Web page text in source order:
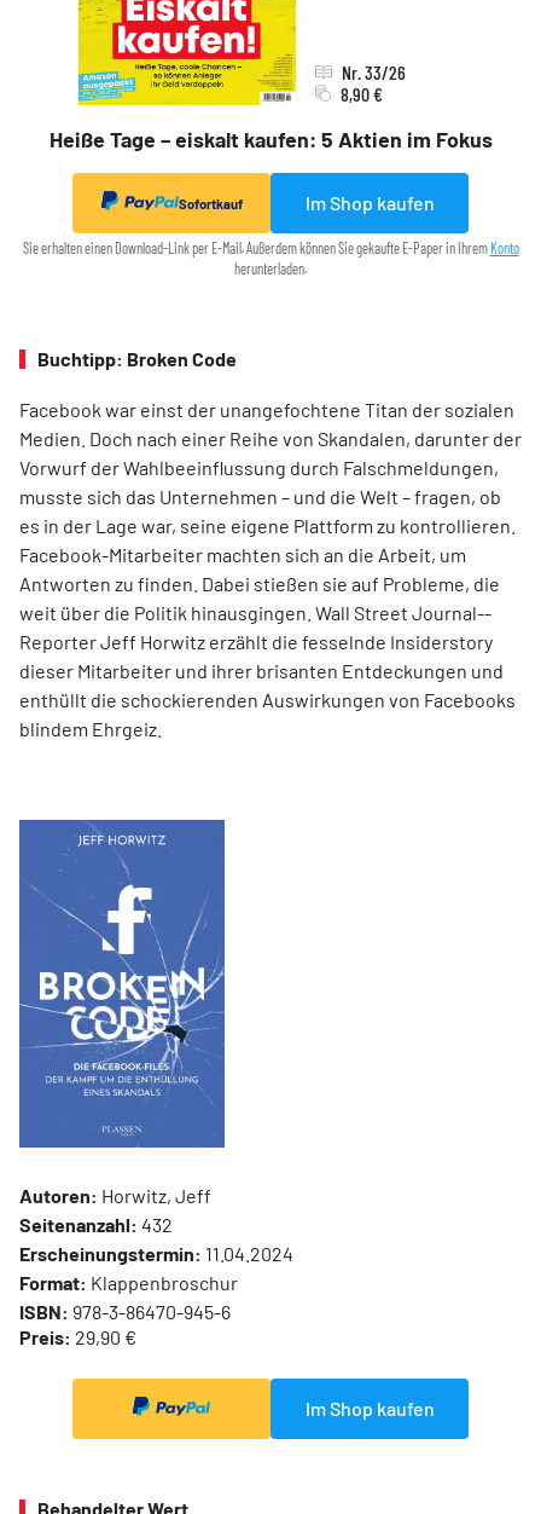
Heiße Tage – eiskalt kaufen: 5 Aktien im Fokus
Nr. 33/26
8,90 €
Sofortkauf Im Shop kaufen
Sie erhalten einen Download-Link per E-Mail. Außerdem können Sie gekaufte E-Paper in Ihrem Konto
herunterladen.
Buchtipp: Broken Code
Facebook war einst der unangefochtene Titan der sozialen
Medien. Doch nach einer Reihe von Skandalen, darunter der
Vorwurf der Wahlbeeinflussung durch Falschmeldungen,
musste sich das Unternehmen – und die Welt – fragen, ob
es in der Lage war, seine eigene Plattform zu kontrollieren.
Facebook-Mitarbeiter machten sich an die Arbeit, um
Antworten zu finden. Dabei stießen sie auf Probleme, die
weit über die Politik hinausgingen. Wall Street Journal-­
Reporter Jeff Horwitz erzählt die fesselnde Insiderstory
dieser Mitarbeiter und ihrer brisanten Entdeckungen und
enthüllt die schockierenden Auswirkungen von Facebooks
blindem Ehrgeiz.
Autoren: Horwitz, Jeff
Seitenanzahl: 432
Erscheinungstermin: 11.04.2024
Format: Klappenbroschur
ISBN: 978-3-86470-945-6
Preis: 29,90 €
Im Shop kaufen
Behandelter Wert